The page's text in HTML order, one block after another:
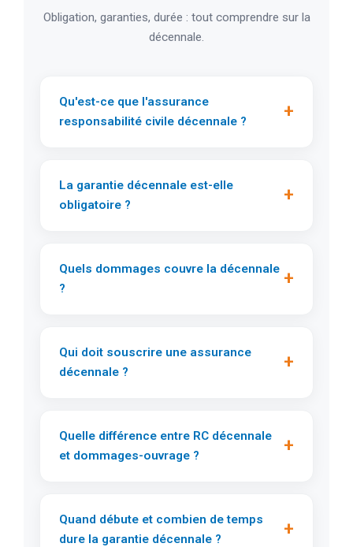
Obligation, garanties, durée : tout comprendre sur la
décennale.
Qu'est-ce que l'assurance
responsabilité civile décennale ?
+
La garantie décennale est-elle
obligatoire ?
+
Quels dommages couvre la décennale
?
+
Qui doit souscrire une assurance
décennale ?
+
Quelle différence entre RC décennale
et dommages-ouvrage ?
+
Quand débute et combien de temps
dure la garantie décennale ?
+